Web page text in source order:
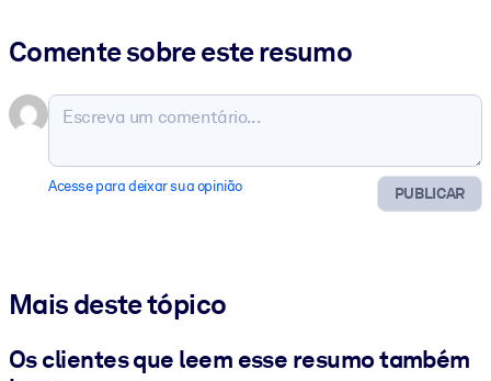
Comente sobre este resumo
PUBLICAR
Acesse para deixar sua opinião
Mais deste tópico
Os clientes que leem esse resumo também